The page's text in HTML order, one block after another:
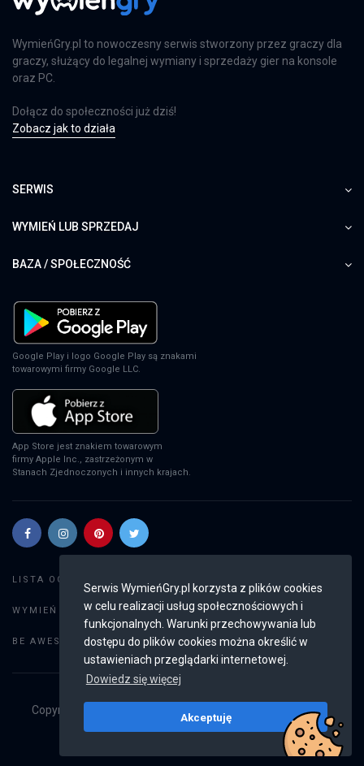
Serwis WymieńGry.pl korzysta z plików cookies
w celu realizacji usług społecznościowych i
funkcjonalnych. Warunki przechowywania lub
dostępu do plików cookies można określić w
ustawieniach przeglądarki internetowej.
Dowiedz się więcej
Akceptuję
WymieńGry.pl to nowoczesny serwis stworzony przez graczy dla
graczy, służący do legalnej wymiany i sprzedaży gier na konsole
oraz PC.
Dołącz do społeczności już dziś!
Zobacz jak to działa
SERWIS
WYMIEŃ LUB SPRZEDAJ
BAZA / SPOŁECZNOŚĆ
Google Play i logo Google Play są znakami
towarowymi firmy Google LLC.
App Store jest znakiem towarowym
firmy Apple Inc., zastrzeżonym w
Stanach Zjednoczonych i innych krajach.
LISTA OGŁOSZEŃ:
WYMIEŃ GRY: Dodaj ogłoszenie
BE AWESOME: Weryfikacja konta
Copyright © 2019 - 2026
Wszystkie prawa
v2.8.4